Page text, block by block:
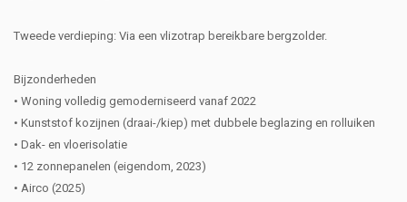
Tweede verdieping: Via een vlizotrap bereikbare bergzolder.
Bijzonderheden
• Woning volledig gemoderniseerd vanaf 2022
• Kunststof kozijnen (draai-/kiep) met dubbele beglazing en rolluiken
• Dak- en vloerisolatie
• 12 zonnepanelen (eigendom, 2023)
• Airco (2025)